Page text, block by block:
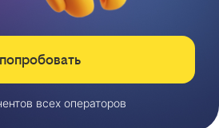
попробовать
всех операторов